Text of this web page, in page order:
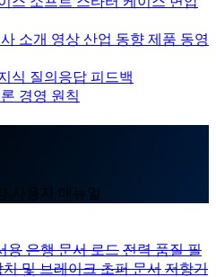
소개 영상 산업 동향 제품 동영
식 질의응답 피드백
경영 원칙
,사용자 매뉴얼
용 은행 문서 로드 전력 품질 필
치 및 브레이크 초퍼 문서 저항기